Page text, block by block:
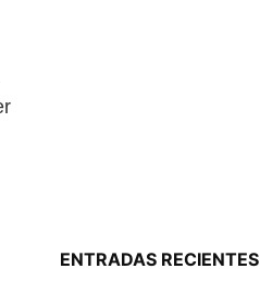
ENTRADAS RECIENTES